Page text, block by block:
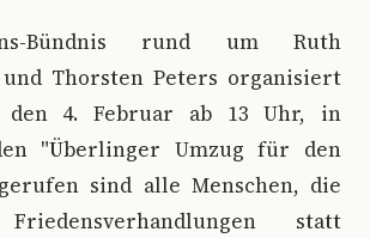
Bündnis rund um Ruth
Thorsten Peters organisiert
den 4. Februar ab 13 Uhr, in
"Überlinger Umzug für den
sind alle Menschen, die
statt